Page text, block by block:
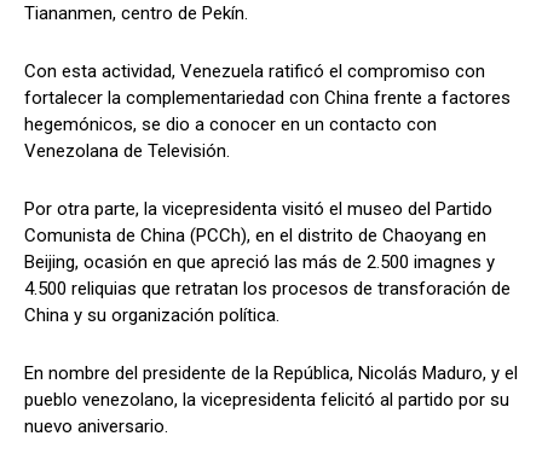
Tiananmen, centro de Pekín.
Con esta actividad, Venezuela ratificó el compromiso con
fortalecer la complementariedad con China frente a factores
hegemónicos, se dio a conocer en un contacto con
Venezolana de Televisión.
Por otra parte, la vicepresidenta visitó el museo del Partido
Comunista de China (PCCh), en el distrito de Chaoyang en
Beijing, ocasión en que apreció las más de 2.500 imagnes y
4.500 reliquias que retratan los procesos de transforación de
China y su organización política.
En nombre del presidente de la República, Nicolás Maduro, y el
pueblo venezolano, la vicepresidenta felicitó al partido por su
nuevo aniversario.